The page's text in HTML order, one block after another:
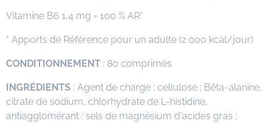
Vitamine B6 1,4 mg = 100 % AR*
* Apports de Référence pour un adulte (2 000 kcal/jour)
CONDITIONNEMENT : 80 comprimés
INGRÉDIENTS : Agent de charge : cellulose ; Bêta-alanine,
citrate de sodium, chlorhydrate de L-histidine,
antiagglomérant : sels de magnésium d'acides gras ;